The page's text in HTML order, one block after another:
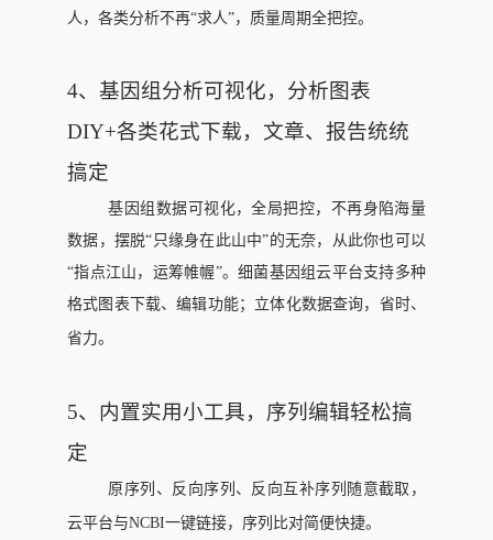
人，各类分析不再“求人”，质量周期全把控。
4、基因组分析可视化，分析图表
DIY+各类花式下载，文章、报告统统
搞定
基因组数据可视化，全局把控，不再身陷海量
数据，摆脱“只缘身在此山中”的无奈，从此你也可以
“指点江山，运筹帷幄”。细菌基因组云平台支持多种
格式图表下载、编辑功能；立体化数据查询，省时、
省力。
5、 内置实用小工具，序列编辑轻松搞
定
原序列、反向序列、反向互补序列随意截取，
云平台与NCBI一键链接，序列比对简便快捷。